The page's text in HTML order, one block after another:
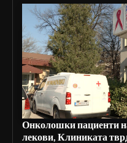
Онколошки пациенти
лекови, Клиниката